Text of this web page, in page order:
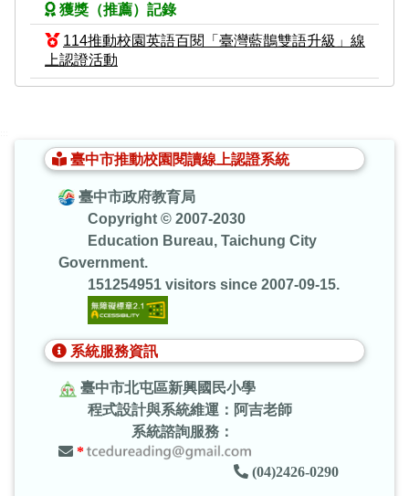
獲獎（推薦）記錄
114推動校園英語百閱「臺灣藍鵲雙語升級」線
上認證活動
臺中市推動校園閱讀線上認證系統
臺中市政府教育局
Copyright © 2007-2030
Education Bureau, Taichung City
Government.
151254951 visitors since 2007-09-15.
系統服務資訊
臺中市北屯區新興國民小學
程式設計與系統維運：阿吉老師
系統諮詢服務：
*
(04)2426-0290